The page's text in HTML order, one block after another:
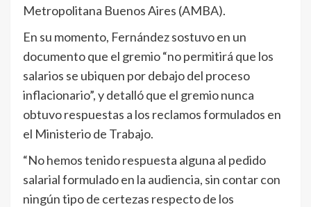
Metropolitana Buenos Aires (AMBA).
En su momento, Fernández sostuvo en un
documento que el gremio “no permitirá que los
salarios se ubiquen por debajo del proceso
inflacionario”, y detalló que el gremio nunca
obtuvo respuestas a los reclamos formulados en
el Ministerio de Trabajo.
“No hemos tenido respuesta alguna al pedido
salarial formulado en la audiencia, sin contar con
ningún tipo de certezas respecto de los